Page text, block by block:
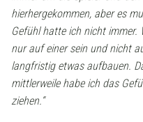
hierhergekommen, aber es
Gefühl hatte ich nicht immer.
nur auf einer sein und nicht
langfristig etwas aufbauen.
mittlerweile habe ich das
ziehen.“